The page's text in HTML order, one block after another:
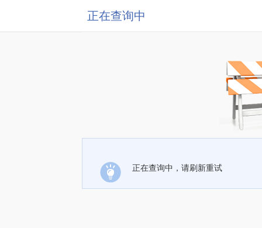
正在查询中
正在查询中，请刷新重试